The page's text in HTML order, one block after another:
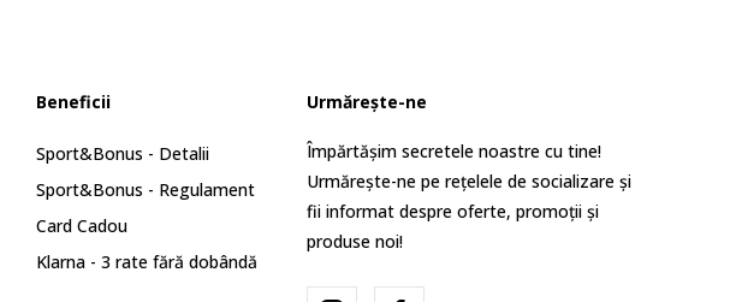
Beneficii
Sport&Bonus - Detalii
Sport&Bonus - Regulament
Card Cadou
Klarna - 3 rate fără dobândă
Urmărește-ne
Împărtășim secretele noastre cu tine!
Urmărește-ne pe rețelele de socializare și
fii informat despre oferte, promoții și
produse noi!